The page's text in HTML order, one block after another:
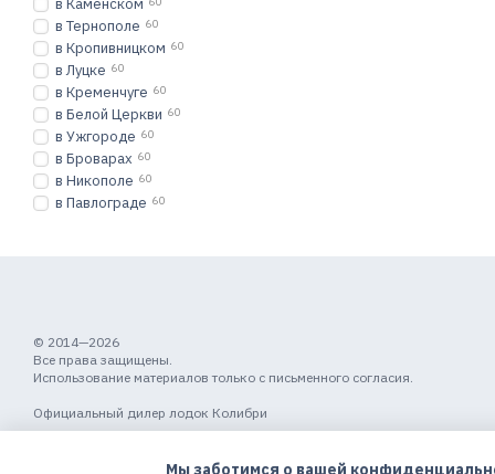
качества, а также
гарантией, а также
Доставка
Рог, Винница,Чернигов
в Каменском
в Тернополе 60
в Кропивницком 60
в Луцке 60
в Кременчуге 60
в Белой Церкви 60
в Ужгороде 60
в Броварах 60
в Никополе 60
в Павлограде 60
© 2014—2026
Все права защищены.
Использование материалов только с письменного согласия.
Официальный дилер лодок Колибри
Мы заботимся о вашей